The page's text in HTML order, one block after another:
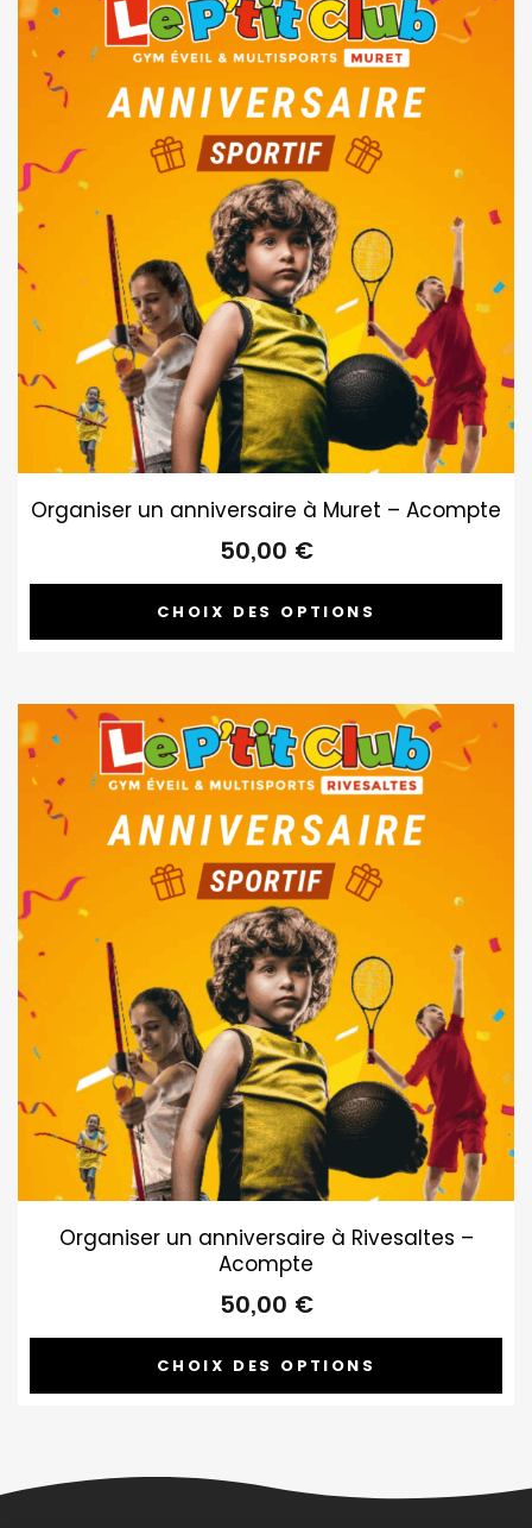
Organiser un anniversaire à Muret – Acompte
50,00 €
CHOIX DES OPTIONS
Organiser un anniversaire à Rivesaltes –
Acompte
50,00 €
CHOIX DES OPTIONS